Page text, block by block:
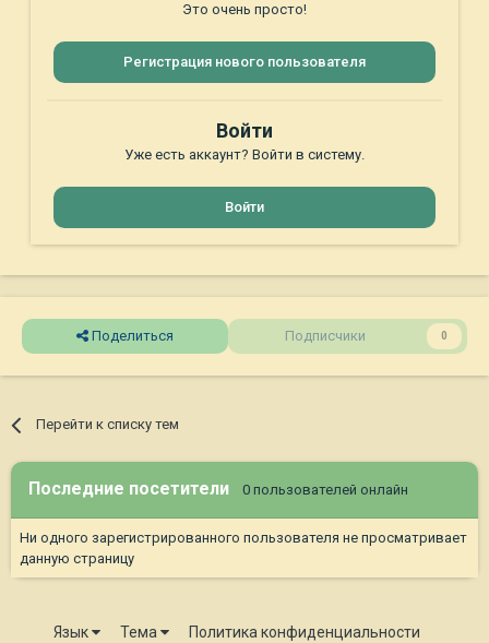
Это очень просто!
Регистрация нового пользователя
Войти
Уже есть аккаунт? Войти в систему.
Войти
Поделиться Подписчики 0
Перейти к списку тем
Последние посетители 0 пользователей онлайн
Ни одного зарегистрированного пользователя не просматривает
данную страницу
Язык Тема Политика конфиденциальности